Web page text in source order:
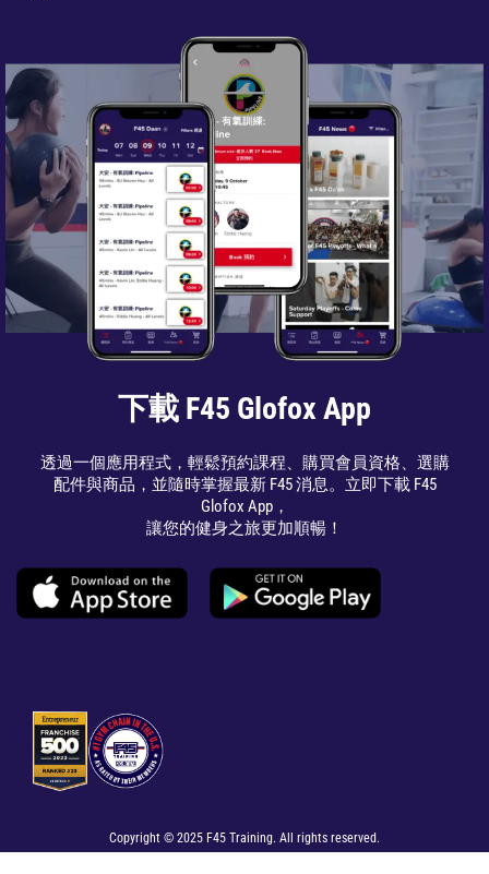
下載 F45 Glofox App
透過一個應用程式，輕鬆預約課程、購買會員資格、選購
配件與商品，並隨時掌握最新 F45 消息。立即下載 F45
Glofox App，
讓您的健身之旅更加順暢！
Copyright © 2025 F45 Training. All rights reserved.